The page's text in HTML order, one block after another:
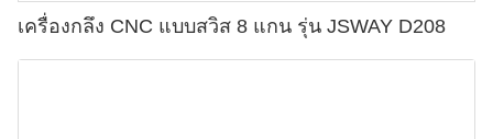
เครื่องกลึง CNC แบบสวิส 8 แกน รุ่น JSWAY D208